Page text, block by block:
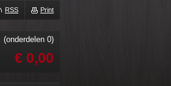
Print
RSS
(onderdelen 0)
€ 0,00